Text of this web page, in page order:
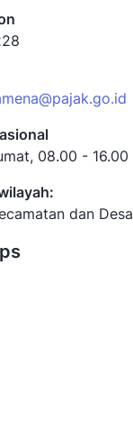
08.00 - 16.00
dan Desa